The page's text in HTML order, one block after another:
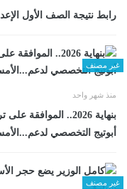
رابط نتيجة الصف الأول
غير مصنف
منذ شهر واحد
بنهاية 2026..
أبوتيج التخصصي لدعم...الأمس الثلاثاء، 23
غير مصنف